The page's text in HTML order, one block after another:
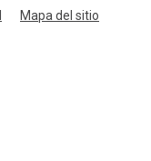
Mapa del sitio